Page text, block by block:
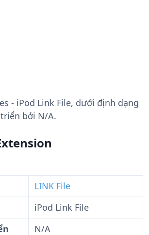
- iPod Link File, dưới định dạng
bởi N/A.
LINK File
iPod Link File
N/A